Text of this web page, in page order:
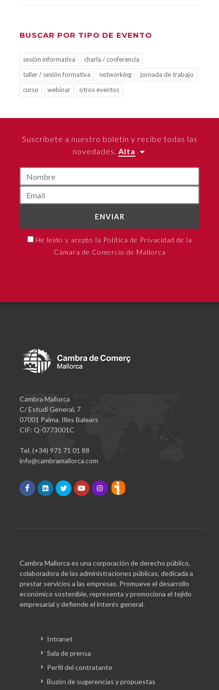
BUSCAR POR TIPO DE EVENTO
sesión informativa
charla / conferencia
taller / sesión formativa
networking
jornada de trabajo
curso
webinar otros eventos
Suscríbete a nuestro boletín y recibe todas las
novedades. Alta
ENVIAR
He leído y acepto la Política de Privacidad de la
Cámara de Comercio de Mallorca
Cambra Mallorca
C/ Estudi General, 7
07001 Palma. Illes Balears
CIF: Q-0773001C
Tel. (+34) 971 71 01 88
info@cambramallorca.com
Cambra Mallorca es una corporación de derecho público,
colaboradora de las administraciones públicas, dedicada a
prestar servicios a las empresas. Promueve el desarrollo
económico sostenible, representa y promociona el tejido
empresarial y defiende el interés general.
Intranet
Sala de prensa
Perfil del contratante
Buzón de sugerencias y propuestas